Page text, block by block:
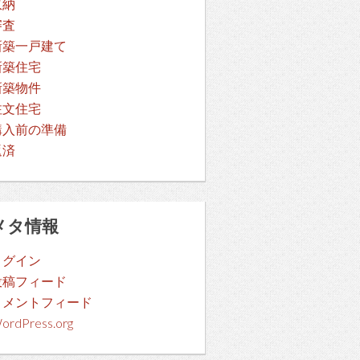
一戸建て
住宅
物件
住宅
前の準備
タ情報
イン
フィード
ントフィード